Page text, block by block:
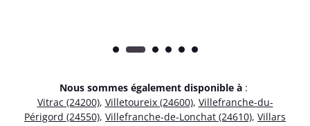
Nous sommes également disponible à :
Vitrac (24200), Villetoureix (24600), Villefranche-du-
Périgord (24550), Villefranche-de-Lonchat (24610), Villars